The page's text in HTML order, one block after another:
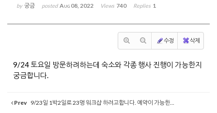
by 궁금 posted Aug 08, 2022 Views 740 Replies 1
수정 삭제
9/24 토요일 방문하려하는데 숙소와 각종 행사 진행이 가능한지
궁금합니다.
Prev 9/23일 1박2일로 23명 워크샵 하려고합니다. 예약이 가능한...